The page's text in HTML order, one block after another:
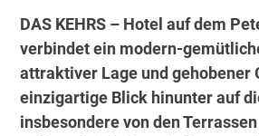
DAS KEHRS – Hotel auf dem
verbindet ein modern-
attraktiver Lage und gehobener
einzigartige Blick hinunter auf
insbesondere von den